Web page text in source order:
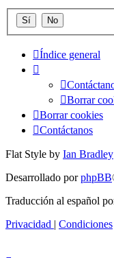
Índice general
Borrar
Borrar cookies
Contáctanos
Flat Style by Ian Bradley
Desarrollado porphpBB
Traducción al español
Privacidad | Condiciones